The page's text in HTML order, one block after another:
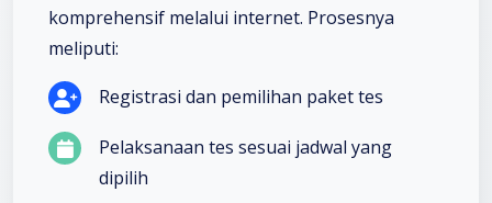
komprehensif melalui internet. Prosesnya
meliputi:
Registrasi dan pemilihan paket tes
Pelaksanaan tes sesuai jadwal yang
dipilih